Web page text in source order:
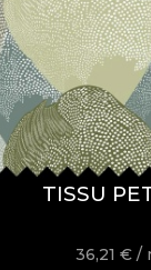
TISSU
36,21 € /